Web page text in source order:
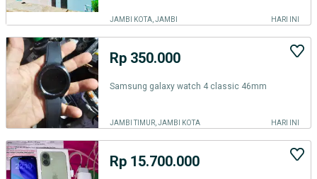
JAMBI KOTA, JAMBI HARI INI
Rp 350.000
Samsung galaxy watch 4 classic 46mm
JAMBI TIMUR, JAMBI KOTA HARI INI
Rp 15.700.000